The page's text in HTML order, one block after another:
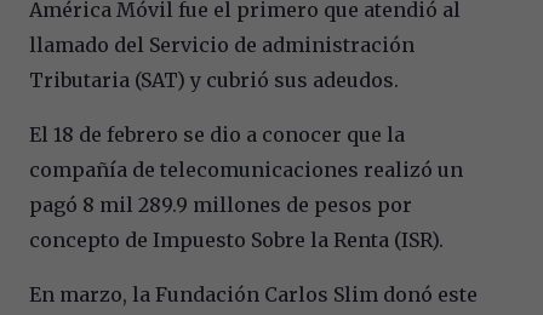
América Móvil fue el primero que atendió al
llamado del Servicio de administración
Tributaria (SAT) y cubrió sus adeudos.
El 18 de febrero se dio a conocer que la
compañía de telecomunicaciones realizó un
pagó 8 mil 289.9 millones de pesos por
concepto de Impuesto Sobre la Renta (ISR).
En marzo, la Fundación Carlos Slim donó este